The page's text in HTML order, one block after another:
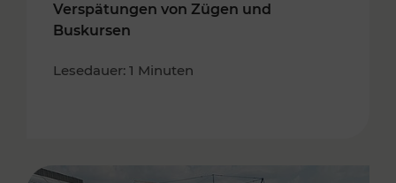
Verspätungen von Zügen und
Buskursen
Lesedauer: 1 Minuten